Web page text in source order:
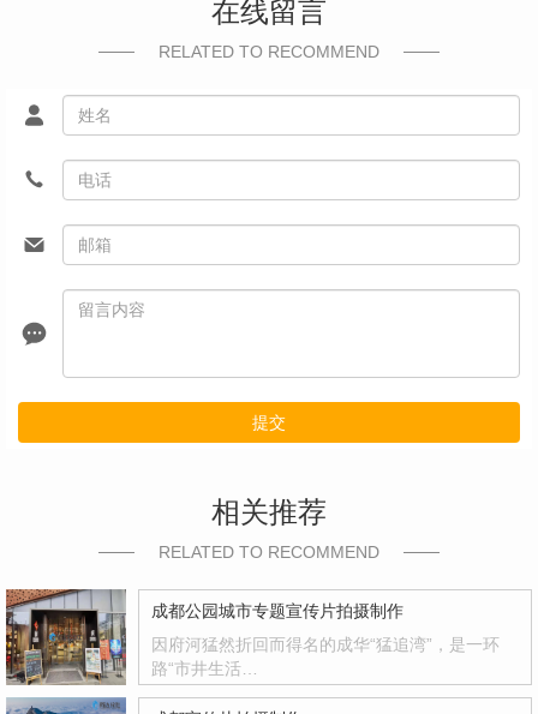
在线留言
RELATED TO RECOMMEND
提交
相关推荐
RELATED TO RECOMMEND
成都公园城市专题宣传片拍摄制作
因府河猛然折回而得名的成华“猛追湾”，是一环
路“市井生活…